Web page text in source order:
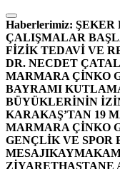
İçeriğe
atla
Haberlerimiz: ŞEKER
ÇALIŞMALAR
FİZİK TEDAVİ VE
DR. NECDET
MARMARA ÇİNKO
BAYRAMI
BÜYÜKLERİNİN
KARAKAŞ’TAN 19
MARMARA ÇİNKO
GENÇLİK VE
MESAJI
ZİYARETHASTANE